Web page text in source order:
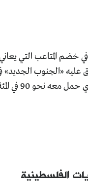
في خضم المتاعب التي
«الجنوب الجديد»
بتردي الوضع
الفلسطينية